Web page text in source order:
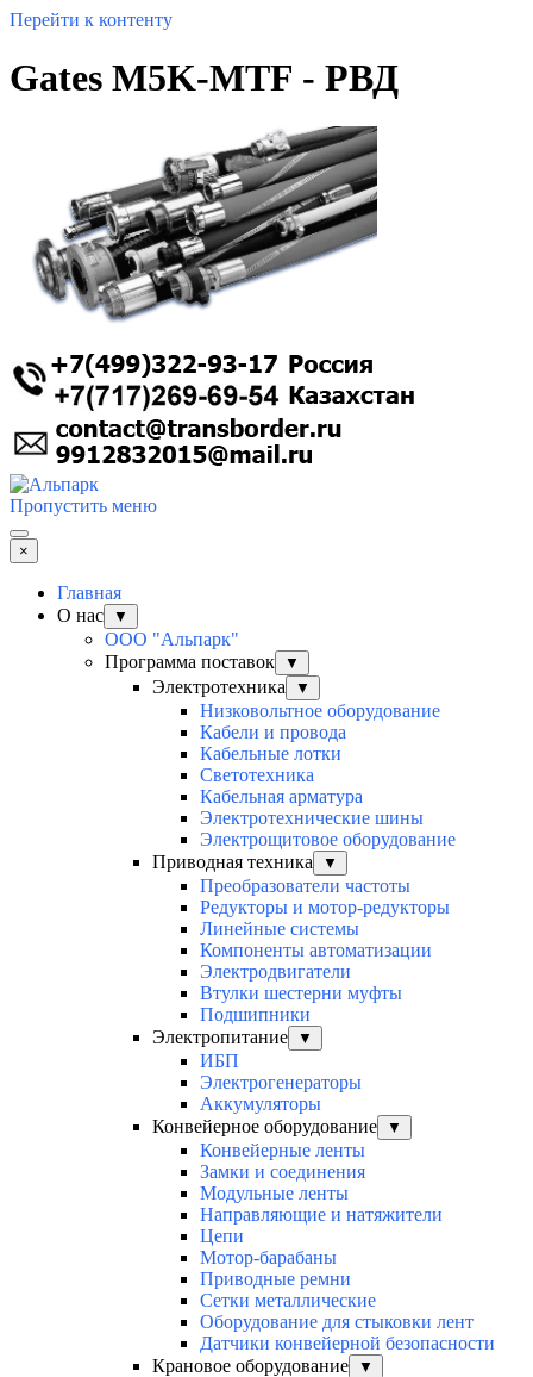
Перейти к контенту
Gates M5K-MTF - РВД
Пропустить меню
×
Главная
О нас
▼
ООО "Альпарк"
Программа поставок
▼
Электротехника ▼
Низковольтное оборудование
Кабели и провода
Кабельные лотки
Светотехника
Кабельная арматура
Электротехнические шины
Электрощитовое оборудование
Приводная техника
▼
Преобразователи частоты
Редукторы и мотор-редукторы
Линейные системы
Компоненты автоматизации
Электродвигатели
Втулки шестерни муфты
Подшипники
Электропитание
▼
ИБП
Электрогенераторы
Аккумуляторы
Конвейерное оборудование
▼
Конвейерные ленты
Замки и соединения
Модульные ленты
Направляющие и натяжители
Цепи
Мотор-барабаны
Приводные ремни
Сетки металлические
Оборудование для стыковки лент
Датчики конвейерной безопасности
Крановое оборудование
▼